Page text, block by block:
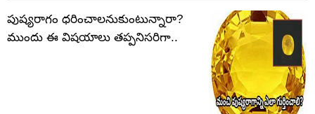
పుష్యరాగం ధరించాలనుకుంటున్నారా?
ముందు ఈ విషయాలు తప్పనిసరిగా..